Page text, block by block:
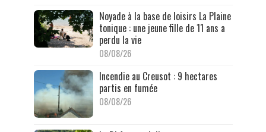
Noyade à la base de loisirs La Plaine
tonique : une jeune fille de 11 ans a
perdu la vie
08/08/26
Incendie au Creusot : 9 hectares
partis en fumée
08/08/26